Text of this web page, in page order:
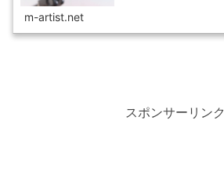
m-artist.net
スポンサーリンク